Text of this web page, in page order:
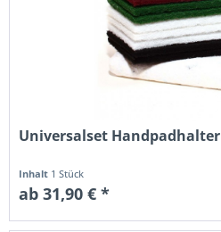
Universalset Handpadhalter
Inhalt 1 Stück
ab 31,90 € *